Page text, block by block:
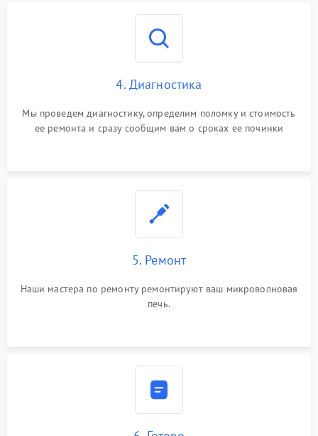
4. Диагностика
Мы проведем диагностику, определим поломку и стоимость
ее ремонта и сразу сообщим вам о сроках ее починки
5. Ремонт
Наши мастера по ремонту ремонтируют ваш микроволновая
печь.